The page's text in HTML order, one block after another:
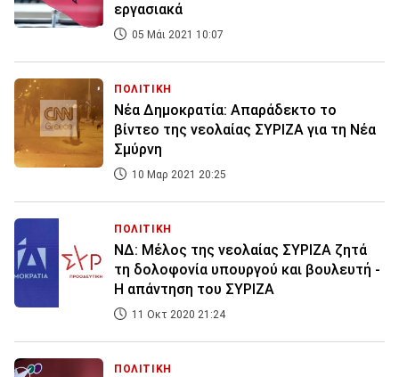
εργασιακά
05 Μάι 2021 10:07
ΠΟΛΙΤΙΚΗ
Νέα Δημοκρατία: Απαράδεκτο το
βίντεο της νεολαίας ΣΥΡΙΖΑ για τη Νέα
Σμύρνη
10 Μαρ 2021 20:25
ΠΟΛΙΤΙΚΗ
ΝΔ: Μέλος της νεολαίας ΣΥΡΙΖΑ ζητά
τη δολοφονία υπουργού και βουλευτή -
Η απάντηση του ΣΥΡΙΖΑ
11 Οκτ 2020 21:24
ΠΟΛΙΤΙΚΗ